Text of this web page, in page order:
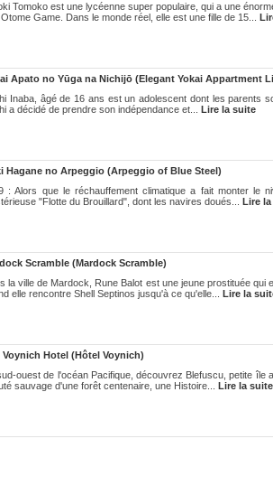
Tomoko est une lycéenne super populaire, qui a une
Game. Dans le monde réel, elle est une fille de 15...
Apato no Yūga na Nichijō (Elegant Yokai Appartment
Inaba, âgé de 16 ans est un adolescent dont les parents
a décidé de prendre son indépendance et... Lire la suite
Hagane no Arpeggio (Arpeggio of Blue Steel)
: Alors que le réchauffement climatique a fait monter le
"Flotte du Brouillard", dont les navires doués... Lire
Scramble (Mardock Scramble)
la ville de Mardock, Rune Balot est une jeune prostituée
elle rencontre Shell Septinos jusqu'à ce qu'elle... Lire la
Voynich Hotel (Hôtel Voynich)
ouest de l'océan Pacifique, découvrez Blefuscu, petite
sauvage d'une forêt centenaire, une Histoire... Lire la suite